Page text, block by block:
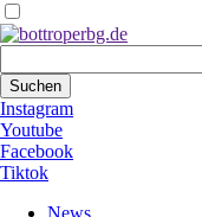
Suchen
Instagram
Youtube
Facebook
Tiktok
News